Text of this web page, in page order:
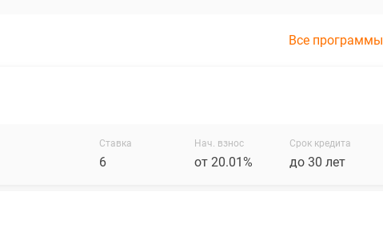
Все программы
Ставка
6
Нач. взнос
от 20.01%
Срок кредита
до 30 лет